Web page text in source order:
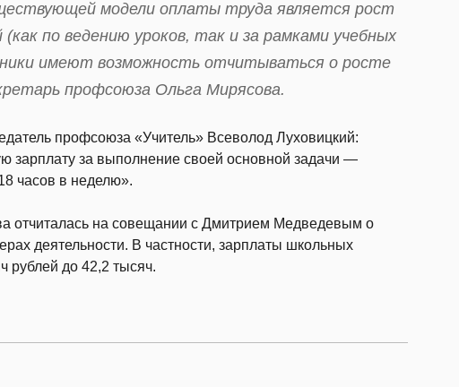
модели оплаты труда является рост
(как по ведению уроков, так и за рамками учебных
имеют возможность отчитываться о росте
профсоюза Ольга Мирясова.
профсоюза «Учитель» Всеволод Луховицкий:
зарплату за выполнение своей основной задачи —
часов в неделю».
отчиталась на совещании с Дмитрием Медведевым о
деятельности. В частности, зарплаты школьных
рублей до 42,2 тысяч.